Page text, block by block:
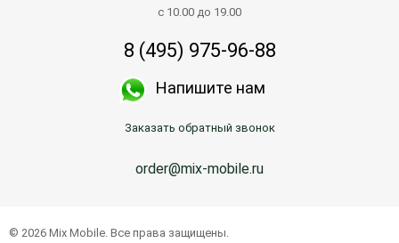
с 10.00 до 19.00
8 (495) 975-96-88
Напишите нам
Заказать обратный звонок
order@mix-mobile.ru
© 2026 Mix Mobile. Все права защищены.